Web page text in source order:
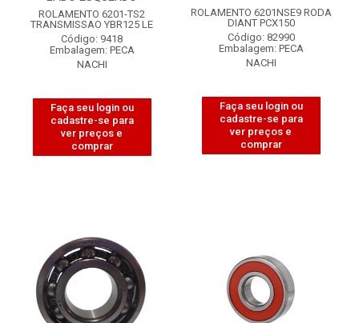
ROLAMENTO 6201-TS2
TRANSMISSAO YBR125 LE
Código: 9418
Embalagem: PECA
NACHI
Faça seu login ou
cadastre-se para
ver preços e
comprar
ROLAMENTO 6201NSE9 RODA
DIANT PCX150
Código: 82990
Embalagem: PECA
NACHI
Faça seu login ou
cadastre-se para
ver preços e
comprar